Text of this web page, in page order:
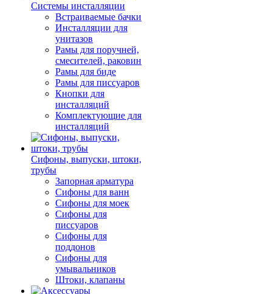
Системы инсталляции
Встраиваемые бачки
Инсталляции для
унитазов
Рамы для поручней,
смесителей, раковин
Рамы для биде
Рамы для писсуаров
Кнопки для
инсталляций
Комплектующие для
инсталляций
Сифоны, выпуски, штоки,
трубы
Запорная арматура
Сифоны для ванн
Сифоны для моек
Сифоны для
писсуаров
Сифоны для
поддонов
Сифоны для
умывальников
Штоки, клапаны